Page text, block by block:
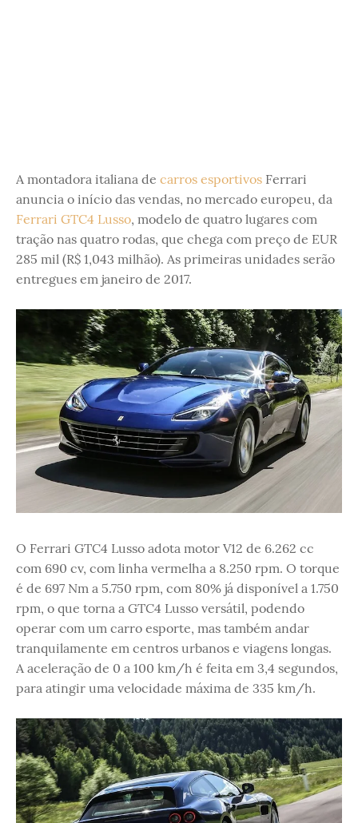
A montadora italiana de carros esportivos Ferrari
anuncia o início das vendas, no mercado europeu, da
Ferrari GTC4 Lusso, modelo de quatro lugares com
tração nas quatro rodas, que chega com preço de EUR
285 mil (R$ 1,043 milhão). As primeiras unidades serão
entregues em janeiro de 2017.
O Ferrari GTC4 Lusso adota motor V12 de 6.262 cc
com 690 cv, com linha vermelha a 8.250 rpm. O torque
é de 697 Nm a 5.750 rpm, com 80% já disponível a 1.750
rpm, o que torna a GTC4 Lusso versátil, podendo
operar com um carro esporte, mas também andar
tranquilamente em centros urbanos e viagens longas.
A aceleração de 0 a 100 km/h é feita em 3,4 segundos,
para atingir uma velocidade máxima de 335 km/h.